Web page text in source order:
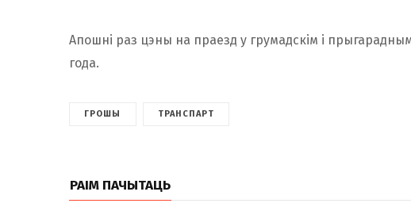
Апошні раз цэны на праезд у грумадскім і
года.
ГРОШЫ ТРАНСПАРТ
РАІМ ПАЧЫТАЦЬ